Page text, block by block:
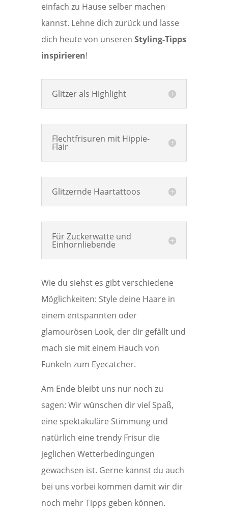
einfach zu Hause selber machen
kannst. Lehne dich zurück und lasse
dich heute von unseren Styling-Tipps
inspirieren!
Glitzer als Highlight
Flechtfrisuren mit Hippie-
Flair
Glitzernde Haartattoos
Für Zuckerwatte und
Einhornliebende
Wie du siehst es gibt verschiedene
Möglichkeiten: Style deine Haare in
einem entspannten oder
glamourösen Look, der dir gefällt und
mach sie mit einem Hauch von
Funkeln zum Eyecatcher.
Am Ende bleibt uns nur noch zu
sagen: Wir wünschen dir viel Spaß,
eine spektakuläre Stimmung und
natürlich eine trendy Frisur die
jeglichen Wetterbedingungen
gewachsen ist. Gerne kannst du auch
bei uns vorbei kommen damit wir dir
noch mehr Tipps geben können.